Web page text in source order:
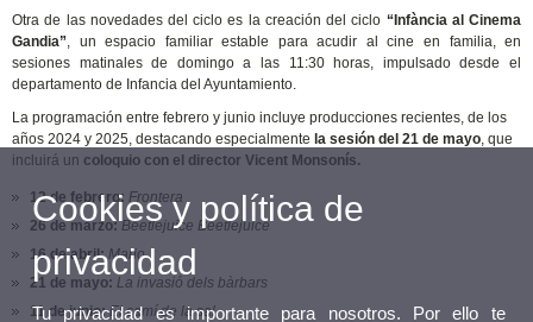
Otra de las novedades del ciclo es la creación del ciclo “Infància al Cinema
Gandia” , un espacio familiar estable para acudir al cine en familia, en
sesiones matinales de domingo a las 11:30 horas, impulsado desde el
departamento de Infancia del Ayuntamiento.
La programación entre febrero y junio incluye producciones recientes, de los
años 2024 y 2025, destacando especialmentela sesión del 21 de mayo , que
incluirá un coloquio con el director Vicent Monsonís.
12 de febrero: Frontera
26 de marzo:Beetlejuice Beetlejuice
16 de abril: Mario
21 de mayo: La invasió dels bàrbars
11 de junio:El camí de la sal
Cookies y política de
privacidad
Tu privacidad es importante para nosotros. Por ello te